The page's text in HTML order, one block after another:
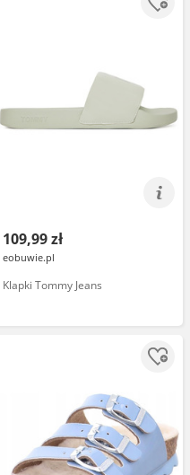
109,99 zł
eobuwie.pl
Klapki Tommy Jeans